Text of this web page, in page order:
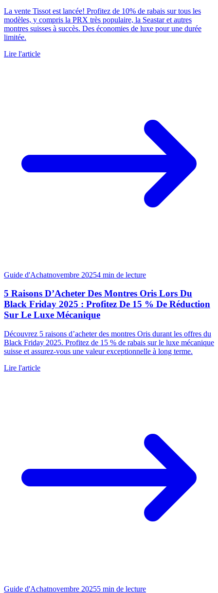
La vente Tissot est lancée! Profitez de 10% de rabais sur tous les
modèles, y compris la PRX très populaire, la Seastar et autres
montres suisses à succès. Des économies de luxe pour une durée
limitée.
Lire l'article
Guide d'Achatnovembre 20254 min de lecture
5 Raisons D’Acheter Des Montres Oris Lors Du
Black Friday 2025 : Profitez De 15 % De Réduction
Sur Le Luxe Mécanique
Découvrez 5 raisons d’acheter des montres Oris durant les offres du
Black Friday 2025. Profitez de 15 % de rabais sur le luxe mécanique
suisse et assurez-vous une valeur exceptionnelle à long terme.
Lire l'article
Guide d'Achatnovembre 20255 min de lecture